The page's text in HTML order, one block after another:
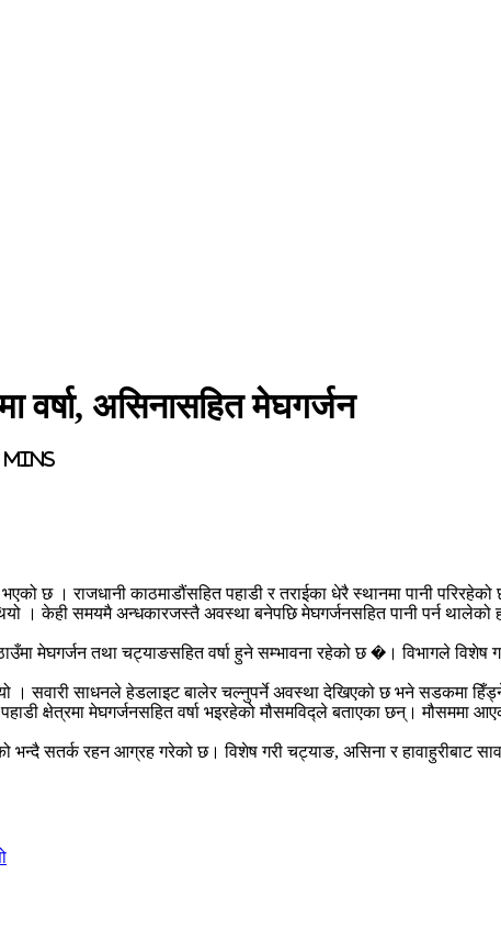
वर्षा, असिनासहित मेघगर्जन
mins
छ । राजधानी काठमाडौंसहित पहाडी र तराईका धेरै स्थानमा पानी परिरहेको
। केही समयमै अन्धकारजस्तै अवस्था बनेपछि मेघगर्जनसहित पानी पर्न थालेको
मेघगर्जन तथा चट्याङसहित वर्षा हुने सम्भावना रहेको छ �। विभागले विशेष
। सवारी साधनले हेडलाइट बालेर चल्नुपर्ने अवस्था देखिएको छ भने सडकमा हिँड्ने
क्षेत्रमा मेघगर्जनसहित वर्षा भइरहेको मौसमविद्ले बताएका छन्। मौसममा
सतर्क रहन आग्रह गरेको छ। विशेष गरी चट्याङ, असिना र हावाहुरीबाट